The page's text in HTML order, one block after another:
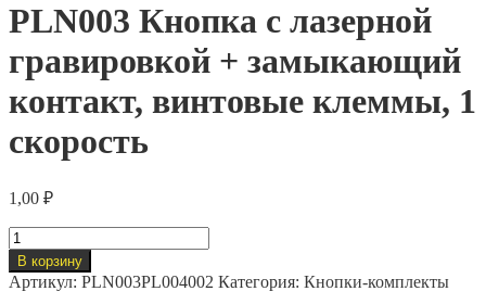
PLN003 Кнопка с лазерной
гравировкой + замыкающий
контакт, винтовые клеммы, 1
скорость
1,00 ₽
Количество
товара
PLN003
Кнопка
В корзину
Артикул: PLN003PL004002 Категория: Кнопки-комплекты